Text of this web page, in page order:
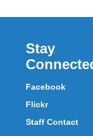
Stay
Facebook
Flickr
Staff Contact